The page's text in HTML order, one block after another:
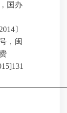
国办
2014〕
，闽